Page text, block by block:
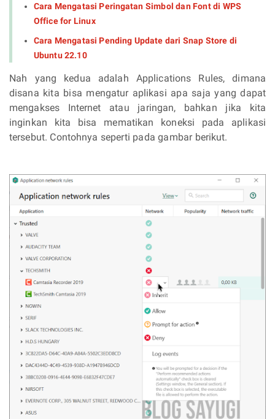
Cara Mengatasi Peringatan Simbol dan Font di WPS
Office for Linux
Cara Mengatasi Pending Update dari Snap Store di
Ubuntu 22.10
Nah yang kedua adalah Applications Rules, dimana
disana kita bisa mengatur aplikasi apa saja yang dapat
mengakses Internet atau jaringan, bahkan jika kita
inginkan kita bisa mematikan koneksi pada aplikasi
tersebut. Contohnya seperti pada gambar berikut.